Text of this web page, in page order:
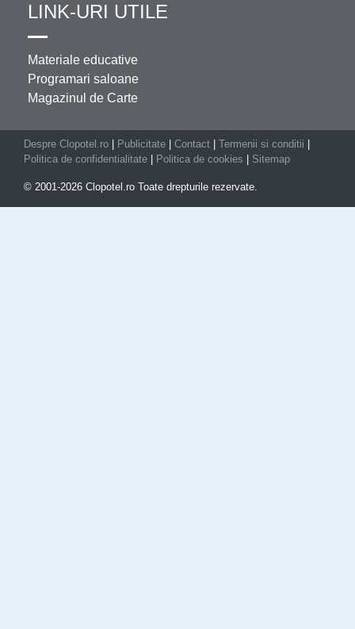
LINK-URI UTILE
Materiale educative
Programari saloane
Magazinul de Carte
Despre Clopotel.ro Publicitate Contact Termenii si conditii
Politica de confidentialitate
Politica de cookies Sitemap
© 2001-2026 Clopotel.ro Toate drepturile rezervate.